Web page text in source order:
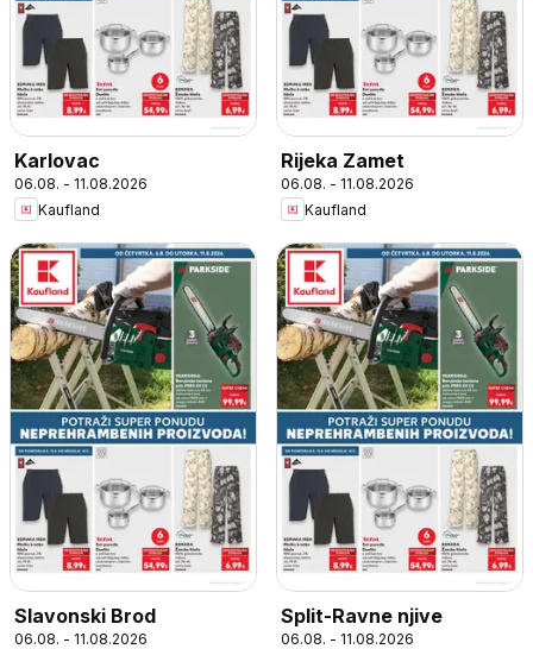
Karlovac
06.08. - 11.08.2026
Kaufland
Rijeka Zamet
06.08. - 11.08.2026
Kaufland
Slavonski Brod
06.08. - 11.08.2026
Split-Ravne njive
06.08. - 11.08.2026